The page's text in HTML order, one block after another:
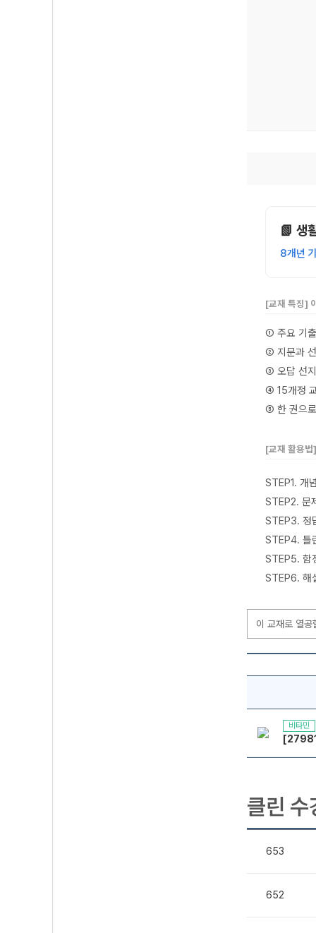
📗 생
8개년
[교재 특징]
① 주요 기
② 지문과
③ 오답 선
④ 15개정
⑤ 한 권으
[교재 활용법
STEP1. 개
STEP2. 문
STEP3. 정
STEP4. 틀
STEP5. 함
STEP6. 해
이 교재로 열
비타민
클린 수
653
652